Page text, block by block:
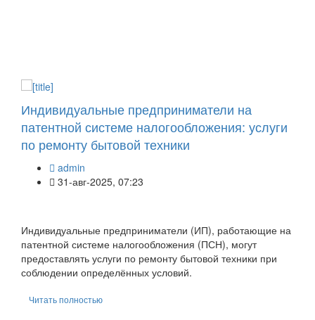
Индивидуальные предприниматели на
патентной системе налогообложения: услуги
по ремонту бытовой техники
admin
31-авг-2025, 07:23
Индивидуальные предприниматели (ИП), работающие на
патентной системе налогообложения (ПСН), могут
предоставлять услуги по ремонту бытовой техники при
соблюдении определённых условий.
Читать полностью